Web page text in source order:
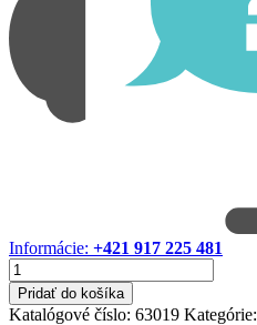
Informácie: +421 917 225 481
množstvo
Skrinka
780x420x1680
Pridať do košíka
Katalógové číslo: 63019 Kategórie: